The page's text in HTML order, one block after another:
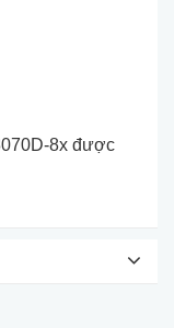
8x được